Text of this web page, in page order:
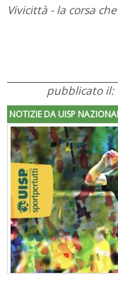
Vivicittà - la corsa
pubblicato il:
NOTIZIE DA UISP